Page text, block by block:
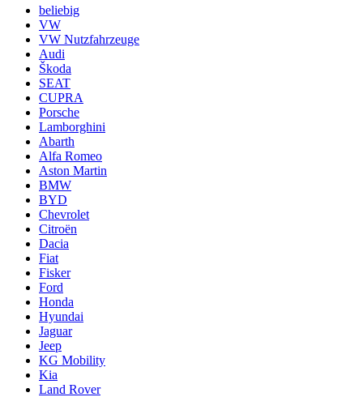
beliebig
VW
VW Nutzfahrzeuge
Audi
Škoda
SEAT
CUPRA
Porsche
Lamborghini
Abarth
Alfa Romeo
Aston Martin
BMW
BYD
Chevrolet
Citroën
Dacia
Fiat
Fisker
Ford
Honda
Hyundai
Jaguar
Jeep
KG Mobility
Kia
Land Rover